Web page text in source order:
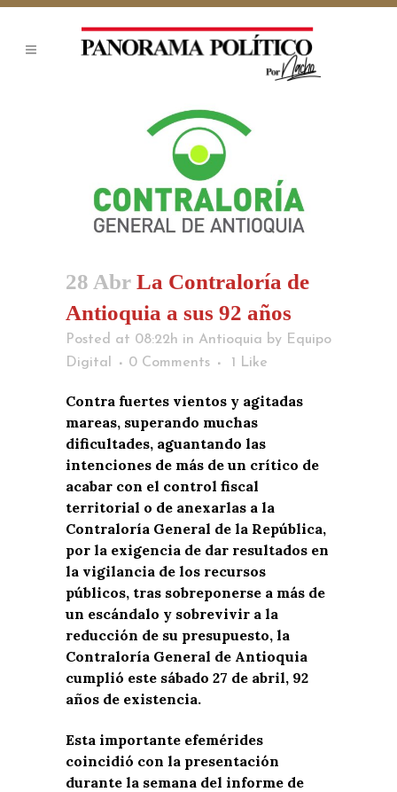
28 Abr La Contraloría de
Antioquia a sus 92 años
Posted at 08:22h in Antioquia by Equipo
Digital
0 Comments 1 Like
Contra fuertes vientos y agitadas
mareas, superando muchas
dificultades, aguantando las
intenciones de más de un crítico de
acabar con el control fiscal
territorial o de anexarlas a la
Contraloría General de la República,
por la exigencia de dar resultados en
la vigilancia de los recursos
públicos, tras sobreponerse a más de
un escándalo y sobrevivir a la
reducción de su presupuesto, la
Contraloría General de Antioquia
cumplió este sábado 27 de abril, 92
años de existencia.
Esta importante efemérides
coincidió con la presentación
durante la semana del informe de